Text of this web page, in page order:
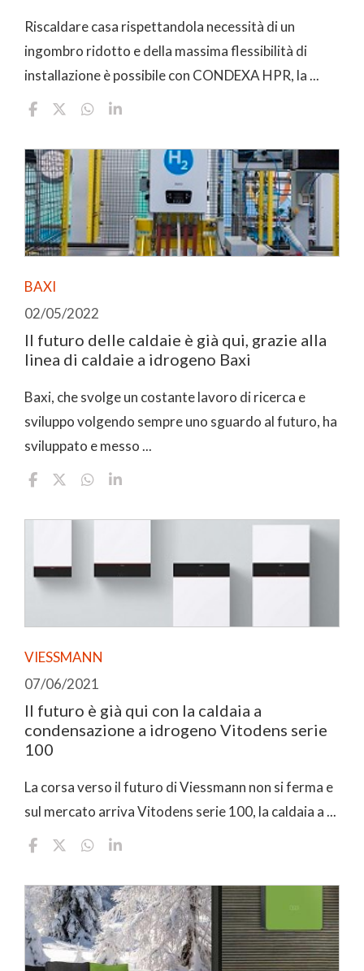
Riscaldare casa rispettandola necessità di un
ingombro ridotto e della massima flessibilità di
installazione è possibile con CONDEXA HPR, la ...
BAXI
02/05/2022
Il futuro delle caldaie è già qui, grazie alla
linea di caldaie a idrogeno Baxi
Baxi, che svolge un costante lavoro di ricerca e
sviluppo volgendo sempre uno sguardo al futuro, ha
sviluppato e messo ...
VIESSMANN
07/06/2021
Il futuro è già qui con la caldaia a
condensazione a idrogeno Vitodens serie
100
La corsa verso il futuro di Viessmann non si ferma e
sul mercato arriva Vitodens serie 100, la caldaia a ...